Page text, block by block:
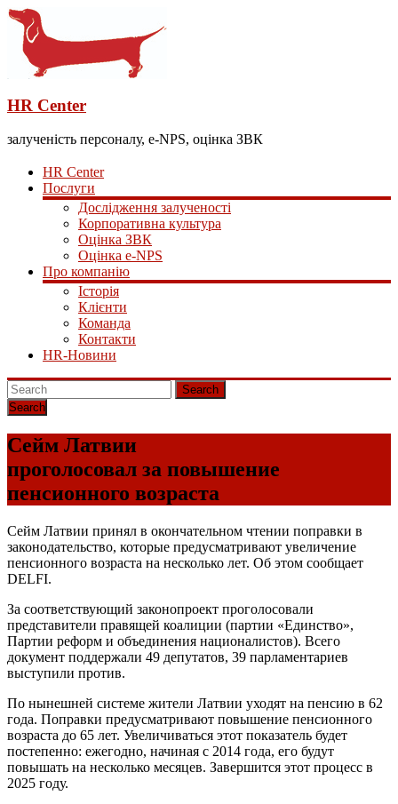
HR Center
залученість персоналу, e-NPS, оцінка ЗВК
HR Center
Послуги
Дослідження залученості
Корпоративна культура
Оцінка ЗВК
Оцінка e-NPS
Про компанію
Історія
Клієнти
Команда
Контакти
HR-Новини
Search
Сейм Латвии
проголосовал за повышение
пенсионного возраста
Сейм Латвии принял в окончательном чтении поправки в
законодательство, которые предусматривают увеличение
пенсионного возраста на несколько лет. Об этом сообщает
DELFI.
За соответствующий законопроект проголосовали
представители правящей коалиции (партии «Единство»,
Партии реформ и объединения националистов). Всего
документ поддержали 49 депутатов, 39 парламентариев
выступили против.
По нынешней системе жители Латвии уходят на пенсию в 62
года. Поправки предусматривают повышение пенсионного
возраста до 65 лет. Увеличиваться этот показатель будет
постепенно: ежегодно, начиная с 2014 года, его будут
повышать на несколько месяцев. Завершится этот процесс в
2025 году.